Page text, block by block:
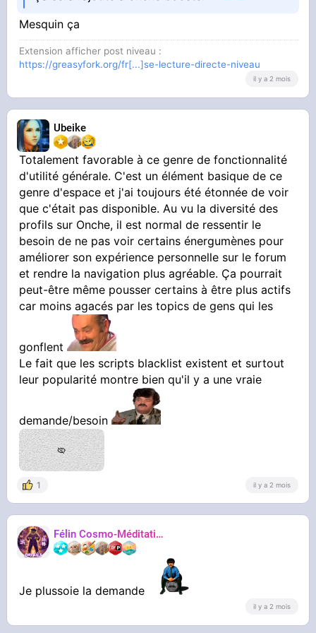
iPhone (
Une fonction hyper basique qui masque
complètement (pas comme un spoiler, mais
fait vraiment disparaître le contenu de la
personne, comme s'il n'existait pas, en
enlevant topics et messages sans rien à la
place).
On pourrait avoir deux modes :
- enlève juste les topics, pas les messages
(pour les floodeurs)
- enleve topics et message (et réponses à ces
messages).
Sur le topic des script on voit que beaucoup de
gens étaient vraiment très contents de ces
derniers, je pense que c'est une feature qui
peut être très populaire.
https://onche.org/topic/5[...]t-liste-
noire-blacklist/7
Mesquin ça
Extension afficher post niveau :
https://greasyfork.org/fr[...]se-lecture-directe-niveau
il y a 2 mois
Ubeike
Totalement favorable à ce genre de fonctionnalité
d'utilité générale. C'est un élément basique de ce
genre d'espace et j'ai toujours été étonnée de voir
que c'était pas disponible. Au vu la diversité des
profils sur Onche, il est normal de ressentir le
besoin de ne pas voir certains énergumènes pour
améliorer son expérience personnelle sur le forum
et rendre la navigation plus agréable. Ça pourrait
peut-être même pousser certains à être plus actifs
car moins agacés par les topics de gens qui les
gonflent
Le fait que les scripts blacklist existent et surtout
leur popularité montre bien qu'il y a une vraie
demande/besoin
1 il y a 2 mois
Félin Cosmo-Méditatif 站桩
Je plussoie la demande
il y a 2 mois